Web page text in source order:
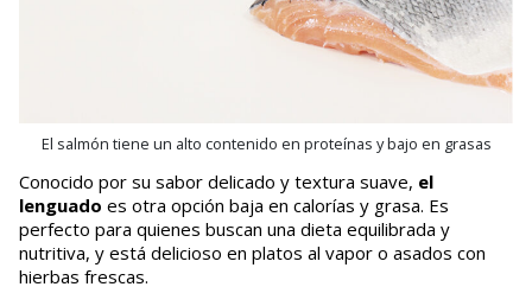
El salmón tiene un alto contenido en proteínas y bajo en grasas
Conocido por su sabor delicado y textura suave, el
lenguado es otra opción baja en calorías y grasa. Es
perfecto para quienes buscan una dieta equilibrada y
nutritiva, y está delicioso en platos al vapor o asados con
hierbas frescas.